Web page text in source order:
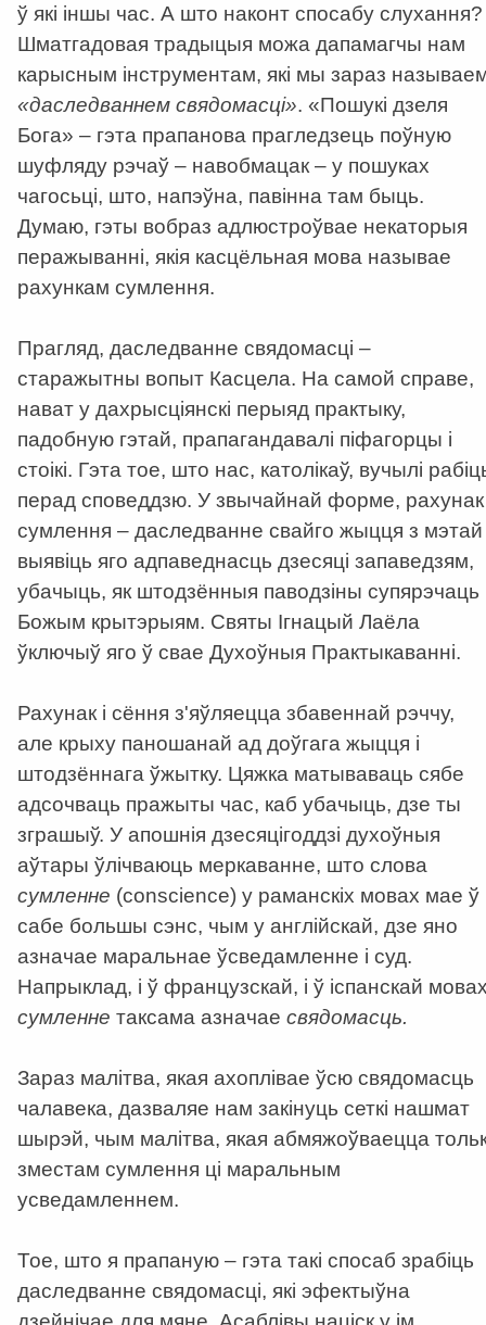
ў які іншы час. А што наконт спосабу слухання?
Шматгадовая традыцыя можа дапамагчы нам
карысным інструментам, які мы зараз
«даследваннем свядомасці». «Пошукі дзеля
Бога» – гэта прапанова прагледзець поўную
шуфляду рэчаў – навобмацак – у пошуках
чагосьці, што, напэўна, павінна там быць.
Думаю, гэты вобраз адлюстроўвае некаторыя
перажыванні, якія касцёльная мова называе
рахункам сумлення.
Прагляд, даследванне свядомасці –
старажытны вопыт Касцела. На самой справе,
нават у дахрысціянскі перыяд практыку,
падобную гэтай, прапагандавалі піфагорцы і
стоікі. Гэта тое, што нас, католікаў, вучылі
перад споведдзю. У звычайнай форме, рахунак
сумлення – даследванне свайго жыцця з мэтай
выявіць яго адпаведнасць дзесяці запаведзям,
убачыць, як штодзённыя паводзіны супярэчаць
Божым крытэрыям. Святы Ігнацый Лаёла
ўключыў яго ў свае Духоўныя Практыкаванні.
Рахунак і сёння з'яўляецца збавеннай рэччу,
але крыху паношанай ад доўгага жыцця і
штодзённага ўжытку. Цяжка матываваць сябе
адсочваць пражыты час, каб убачыць, дзе ты
зграшыў. У апошнія дзесяцігоддзі духоўныя
аўтары ўлічваюць меркаванне, што слова
сумленне (conscience) у раманскіх мовах мае ў
сабе большы сэнс, чым у англійскай, дзе яно
азначае маральнае ўсведамленне і суд.
Напрыклад, і ў французскай, і ў іспанскай
сумленне таксама азначае свядомасць.
Зараз малітва, якая ахоплівае ўсю свядомасць
чалавека, дазваляе нам закінуць сеткі нашмат
шырэй, чым малітва, якая абмяжоўваецца
зместам сумлення ці маральным
усведамленнем.
Тое, што я прапаную – гэта такі спосаб зрабіць
даследванне свядомасці, які эфектыўна